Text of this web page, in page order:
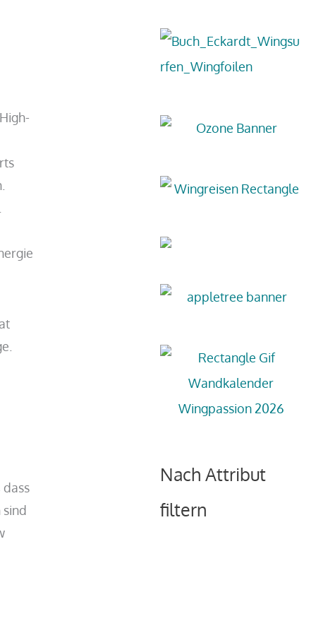
dass
sind
Nach Attribut
filtern